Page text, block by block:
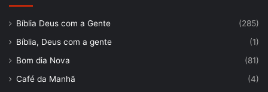
Bíblia Deus com a Gente
(285)
Bíblia, Deus com a gente
(1)
Bom dia Nova
(81)
Café da Manhã
(4)